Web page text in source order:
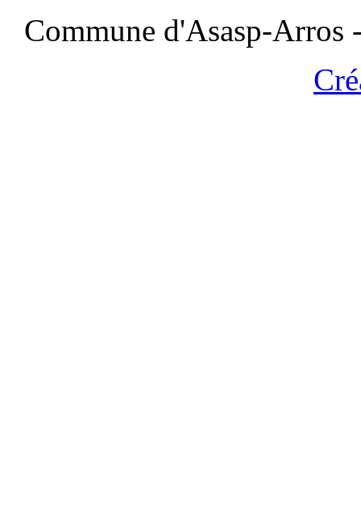
Commune d'Asasp-Arros